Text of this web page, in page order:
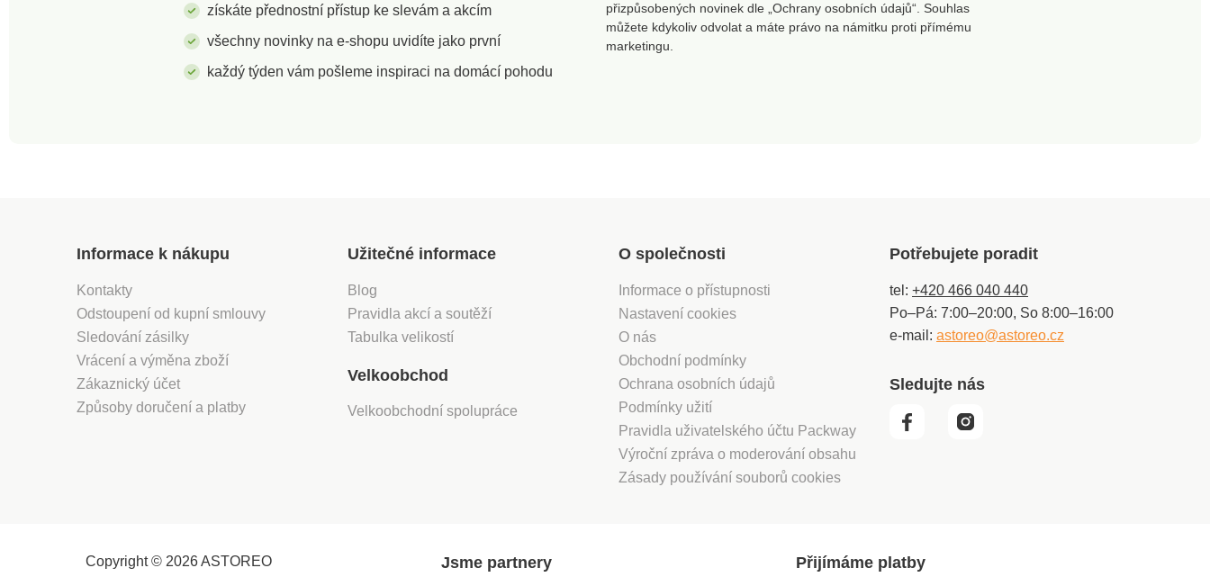
získáte přednostní přístup ke slevám a akcím
všechny novinky na e-shopu uvidíte jako první
každý týden vám pošleme inspiraci na domácí pohodu
přizpůsobených novinek dle „Ochrany osobních údajů“. Souhlas
můžete kdykoliv odvolat a máte právo na námitku proti přímému
marketingu.
Informace k nákupu
Kontakty
Odstoupení od kupní smlouvy
Sledování zásilky
Vrácení a výměna zboží
Zákaznický účet
Způsoby doručení a platby
Užitečné informace
Blog
Pravidla akcí a soutěží
Tabulka velikostí
Velkoobchod
Velkoobchodní spolupráce
O společnosti
Informace o přístupnosti
Nastavení cookies
O nás
Obchodní podmínky
Ochrana osobních údajů
Podmínky užití
Pravidla uživatelského účtu Packway
Výroční zpráva o moderování obsahu
Zásady používání souborů cookies
Potřebujete poradit
tel: +420 466 040 440
Po–Pá: 7:00–20:00, So 8:00–16:00
e-mail: astoreo@astoreo.cz
Sledujte nás
Copyright © 2026 ASTOREO Jsme partnery Přijímáme platby